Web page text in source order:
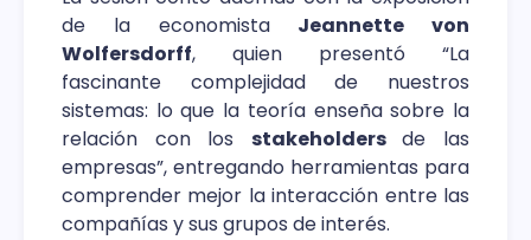
de la economista Jeannette von
Wolfersdorff, quien presentó “La
fascinante complejidad de nuestros
sistemas: lo que la teoría enseña sobre la
relación con los stakeholdersde las
empresas”, entregando herramientas para
comprender mejor la interacción entre las
compañías y sus grupos de interés.